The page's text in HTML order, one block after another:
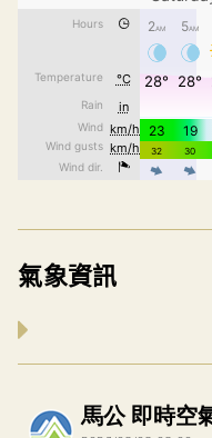
氣象資訊
內嵌空氣品質小